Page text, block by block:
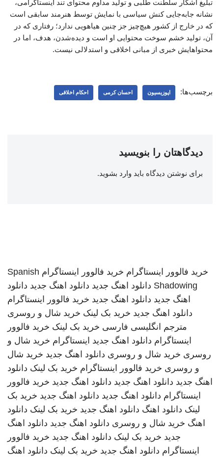
تبلیغ آشکار سلطنت طلبی و تولید مداوم محتوای تند اینستاگرامی،
نشانه جابه‌جایی کنش سیاسی با نمایش توسط هنرمند سابقی است
که در خارج از کشور هیچ‌چیز جز چنین هیاهویی ندارد؛ رفتاری که در
آن، تولید خشم سوخت محتوایی او است و دیده‌شدن، هدف، اما در
محتواهایش خبری از مبانی اخلاقی و استدلالی نیست.
برچسب‌ها: اپوزیسیون احسان کرمی احکام اخلاقی
دیدگاهتان را بنویسید
برای نوشتن دیدگاه باید وارد بشوید.
خرید فالوور اینستاگرام خرید فالوور اینستاگرام Spanish
Shadowing دانلود اهنگ جدید دانلود اهنگ جدید دانلود
اهنگ جدید دانلود اهنگ جدید خرید فالوور اینستاگرام
دانلود اهنگ جدید خرید بک لینک خرید شال و روسری
مترجم انگلیسی فارسی خرید بک لینک خرید فالوور
اینستاگرام دانلود اهنگ جدید اینستاگرام خرید شال و
روسری خرید شال و روسری دانلود اهنگ جدید خرید شال
و روسری خرید فالوور اینستاگرام خرید بک لینک دانلود
اهنگ جدید دانلود اهنگ جدید دانلود اهنگ جدید خرید فالوور
اینستاگرام دانلود اهنگ جدید دانلود اهنگ جدید خرید بک
لینک دانلود اهنگ دانلود اهنگ جدید خرید بک لینک دانلود
اهنگ خرید شال و روسری دانلود اهنگ جدید دانلود اهنگ
جدید خرید بک لینک دانلود اهنگ جدید خرید فالوور
اینستاگرام دانلود اهنگ جدید خرید بک لینک دانلود اهنگ